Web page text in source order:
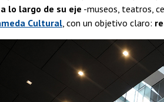
lo largo de su eje -museos, teatros,
Cultural , con un objetivo claro: